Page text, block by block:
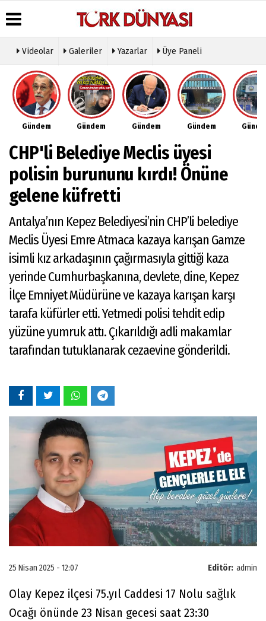
Üye Paneli
Haber
Arşivi
Gazete
Arşivi
Günün
Haberleri
Hava
Durumu
Gazete
Manşetleri
Anketler
Biyografiler
Köşe
Yazarları
Video
Galeri
Foto
Etkinlikler
Künye
İletişim
Çerez
Politikası
İlkeleri
Videolar Galeriler Yazarlar Üye Paneli
Gündem Gündem Gündem Gündem
CHP'li Belediye Meclis üyesi
polisin burununu kırdı! Önüne
gelene küfretti
Antalya’nın Kepez Belediyesi’nin CHP’li belediye
Meclis Üyesi Emre Atmaca kazaya karışan Gamze
isimli kız arkadaşının çağırmasıyla gittiği kaza
yerinde Cumhurbaşkanına, devlete, dine, Kepez
İlçe Emniyet Müdürüne ve kazaya karışan karşı
tarafa küfürler etti. Yetmedi polisi tehdit edip
yüzüne yumruk attı. Çıkarıldığı adli makamlar
tarafından tutuklanarak cezaevine gönderildi.
Editör: admin
25 Nisan 2025 - 12:07
Olay Kepez ilçesi 75.yıl Caddesi 17 Nolu sağlık
Ocağı önünde 23 Nisan gecesi saat 23:30